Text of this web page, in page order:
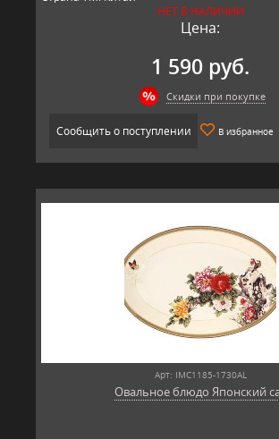
НЕТ В НАЛИЧИИ
Цена:
1 590 руб.
Скидки при покупке
Сообщить о поступлении В избранное
Арт: IMC1185-1730AL
Овальное блюдо Японский